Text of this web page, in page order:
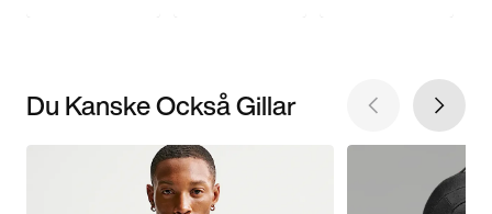
Du Kanske Också Gillar